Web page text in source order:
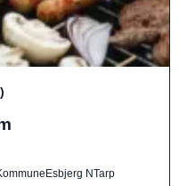
Esbjerg NTarp